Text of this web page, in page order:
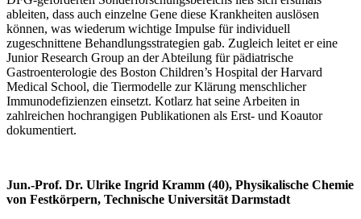
ableiten, dass auch einzelne Gene diese Krankheiten auslösen
können, was wiederum wichtige Impulse für individuell
zugeschnittene Behandlungsstrategien gab. Zugleich leitet er eine
Junior Research Group an der Abteilung für pädiatrische
Gastroenterologie des Boston Children’s Hospital der Harvard
Medical School, die Tiermodelle zur Klärung menschlicher
Immunodefizienzen einsetzt. Kotlarz hat seine Arbeiten in
zahlreichen hochrangigen Publikationen als Erst- und Koautor
dokumentiert.
Jun.-Prof. Dr. Ulrike Ingrid Kramm (40), Physikalische Chemie
von Festkörpern, Technische Universität Darmstadt